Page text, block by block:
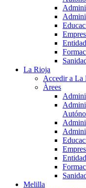
La Rioja
Accedir a La
Àrees
Melilla